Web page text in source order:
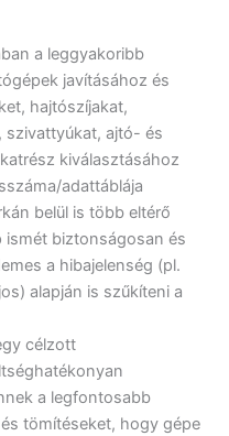
a leggyakoribb
javításához és
hajtószíjakat,
ajtó- és
kiválasztásához
adattáblája
belül is több eltérő
ismét biztonságosan és
a hibajelenség (pl.
alapján is szűkíteni a
célzott
a legfontosabb
tömítéseket, hogy gépe